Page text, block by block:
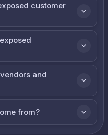
customer
and
from?